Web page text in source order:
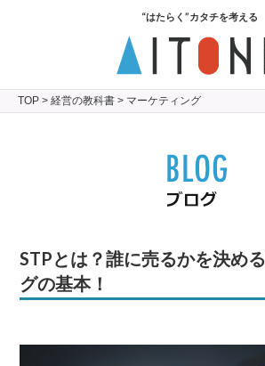
“はたらく”カタチを考える
TOP > 経営の教科書 > マーケティング
STPとは？誰に売るかを決め
グの基本！